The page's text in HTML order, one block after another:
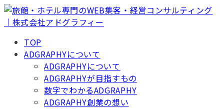
TOP
ADGRAPHYについて
ADGRAPHYについて
ADGRAPHYが目指すもの
数字でわかるADGRAPHY
ADGRAPHY創業の想い